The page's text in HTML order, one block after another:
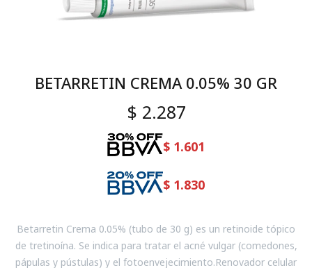
BETARRETIN CREMA 0.05% 30 GR
$ 2.287
$ 1.601
$ 1.830
Betarretin Crema 0.05% (tubo de 30 g) es un retinoide tópico
de tretinoína. Se indica para tratar el acné vulgar (comedones,
pápulas y pústulas) y el fotoenvejecimiento.Renovador celular